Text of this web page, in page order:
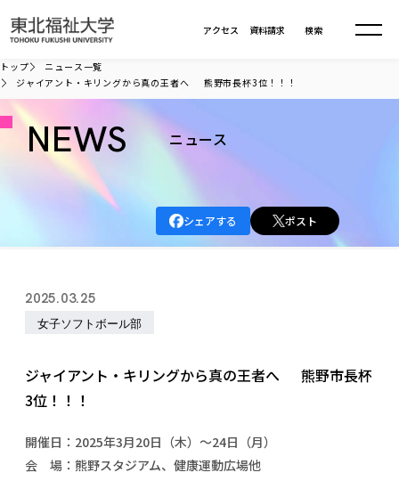
資料請求
アクセス 検索
大学について
建学の精神・教育の理念
学長室の窓
各種方針
大学の歩み
学則
校歌の歴史
寄附の受け入れ
大学の取り組み
大学の取り組み
カリキュラム編成ガイドライン
一般事業主行動計画
公的資金等の不正使用の防止に関する基本方針
情報公開
寄附行為
ガバナンス・コード
中期事業計画
学部・大学院
学部・大学院TOP
総合福祉学部
社会福祉学科
福祉行政学科
共生まちづくり学部
共生まちづくり学科
教育学部
健康科学部
健康科学部
保健看護学科
産業福祉マネジメント学科
入学試験
デジタルパンフ
オープンキャンパス
就職状況
東北福祉大学のキャリアサポート
課外活動
課外活動 TOP
体育会・運動サークル紹介
国際交流
国際交流TOP
社会連携・研究
トップ
ニュース一覧
ジャイアント・キリングから真の王者へ 熊野市長杯3位！！！
NEWS ニュース
シェアする ポスト
2025.03.25
女子ソフトボール部
ジャイアント・キリングから真の王者へ 熊野市長杯
3位！！！
開催日：2025年3月20日（木）〜24日（月）
会 場：熊野スタジアム、健康運動広場他